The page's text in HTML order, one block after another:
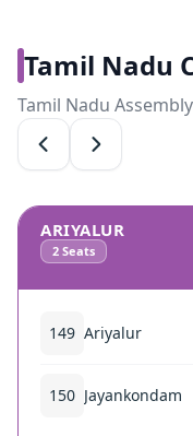
Tamil Nadu
Tamil Nadu
ARIYALUR
2 Seats
149 Ariyalur
150 Jayankondam